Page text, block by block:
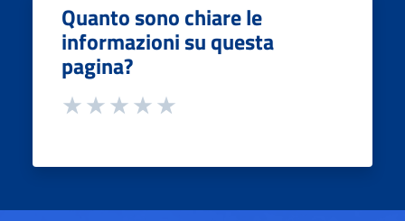
Quanto sono chiare le
informazioni su questa
pagina?